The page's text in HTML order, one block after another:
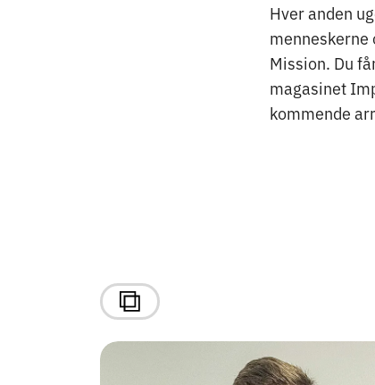
Hver anden
menneskerne
Mission. Du
magasinet
kommende